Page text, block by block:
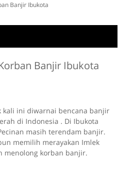
Banjir Ibukota
Banjir Ibukota
kali ini diwarnai bencana banjir
di Indonesia . Di Ibukota
masih terendam banjir.
memilih merayakan Imlek
menolong korban banjir.